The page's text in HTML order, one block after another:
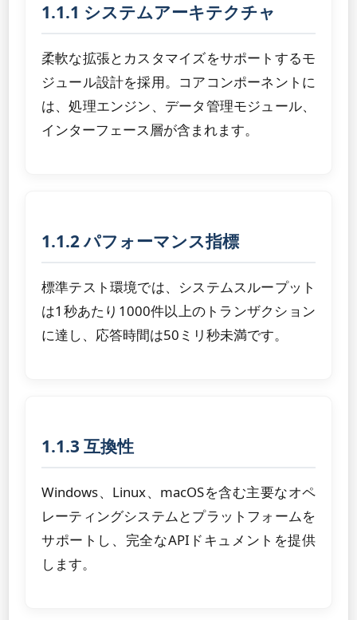
1.1.1 システムアーキテクチャ
柔軟な拡張とカスタマイズをサポートするモ
ジュール設計を採用。コアコンポーネントに
は、処理エンジン、データ管理モジュール、
インターフェース層が含まれます。
1.1.2 パフォーマンス指標
標準テスト環境では、システムスループット
は1秒あたり1000件以上のトランザクション
に達し、応答時間は50ミリ秒未満です。
1.1.3 互換性
Windows、Linux、macOSを含む主要なオペ
レーティングシステムとプラットフォームを
サポートし、完全なAPIドキュメントを提供
します。